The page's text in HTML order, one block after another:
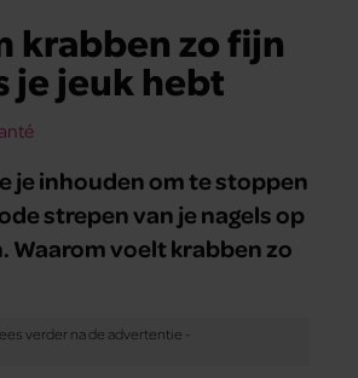
krabben zo fijn
je jeuk hebt
je inhouden om te stoppen
strepen van je nagels op
Waarom voelt krabben zo